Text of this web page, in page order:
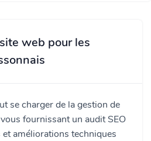
web pour les
se charger de la gestion de
fournissant un audit SEO
améliorations techniques